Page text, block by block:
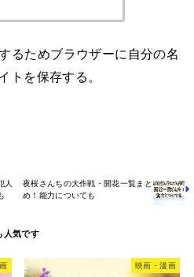
るためブラウザーに自分の名
トを保存する。
人
夜桜さんちの大作戦・開花一覧まと
め！能力についても
映画・漫画